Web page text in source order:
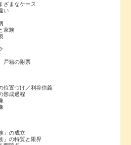
まなケース
い
家族
籍の附票
置づけ／利谷信義
成過程
の成立
の特質と限界